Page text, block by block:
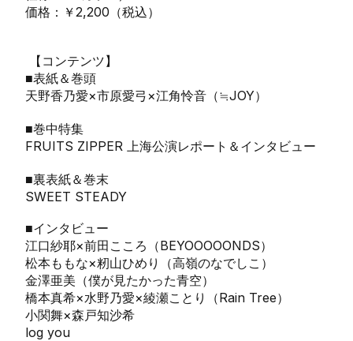
価格：￥2,200（税込）
【コンテンツ】
■表紙＆巻頭
天野香乃愛×市原愛弓×江角怜音（≒JOY）
■巻中特集
FRUITS ZIPPER 上海公演レポート＆インタビュー
■裏表紙＆巻末
SWEET STEADY
■インタビュー
江口紗耶×前田こころ（BEYOOOOONDS）
松本ももな×籾山ひめり（高嶺のなでしこ）
金澤亜美（僕が見たかった青空）
橋本真希×水野乃愛×綾瀬ことり（Rain Tree）
小関舞×森戸知沙希
log you